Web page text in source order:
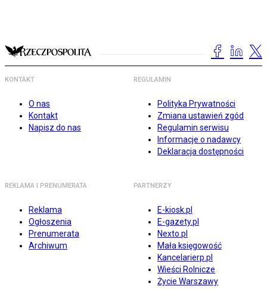
KONTAKT
O nas
Kontakt
Napisz do nas
REGULAMIN
Polityka Prywatności
Zmiana ustawień zgód
Regulamin serwisu
Informacje o nadawcy
Deklaracja dostępności
REKLAMA I PRENUMERATA
Reklama
Ogłoszenia
Prenumerata
Archiwum
PARTNERZY
E-kiosk.pl
E-gazety.pl
Nexto.pl
Mała księgowość
Kancelarierp.pl
Wieści Rolnicze
Życie Warszawy